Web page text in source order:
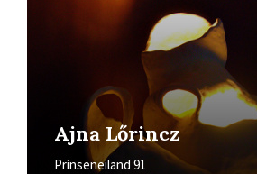
Ajna Lőrincz
Prinseneiland 91